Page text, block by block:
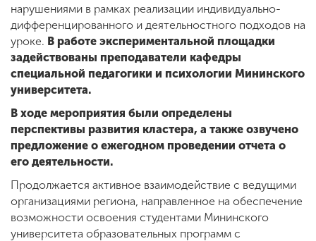
нарушениями в рамках реализации индивидуально-
дифференцированного и деятельностного подходов на
уроке. В работе экспериментальной площадки
задействованы преподаватели кафедры
специальной педагогики и психологии Мининского
университета.
В ходе мероприятия были определены
перспективы развития кластера, а также озвучено
предложение о ежегодном проведении отчета о
его деятельности.
Продолжается активное взаимодействие с ведущими
организациями региона, направленное на обеспечение
возможности освоения студентами Мининского
университета образовательных программ с